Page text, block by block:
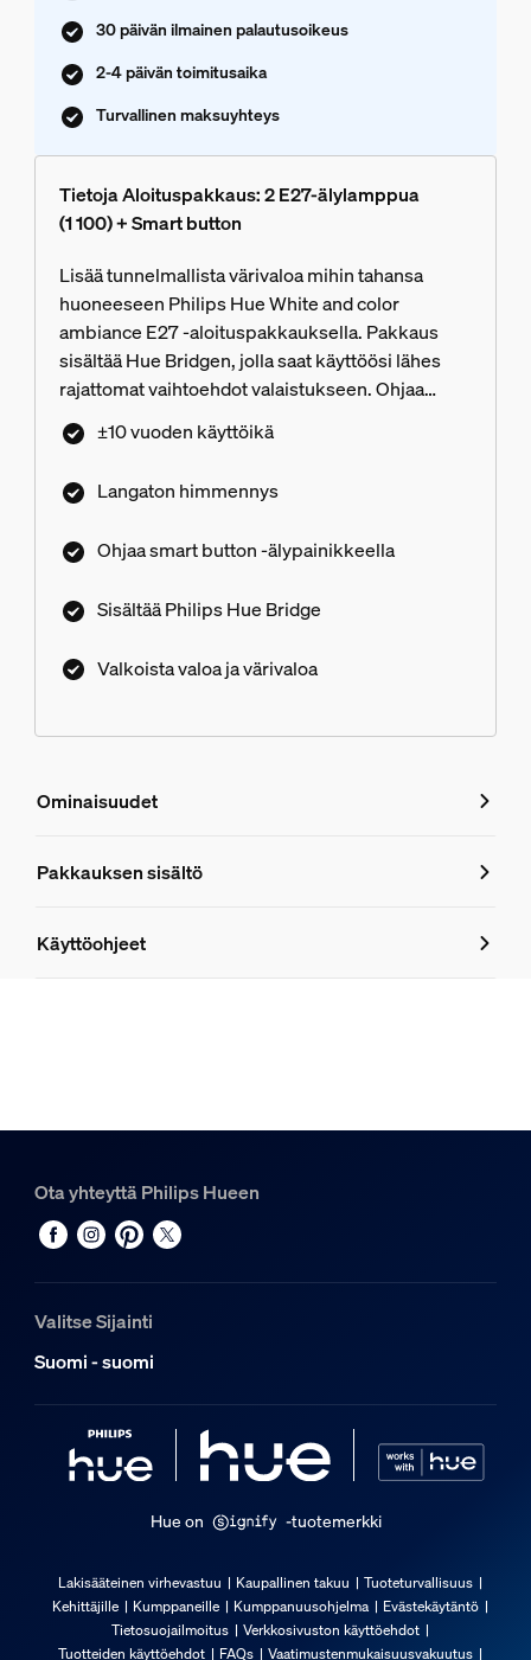
30 päivän ilmainen palautusoikeus
2-4 päivän toimitusaika
Turvallinen maksuyhteys
Tietoja Aloituspakkaus: 2 E27-älylamppua
(1 100) + Smart button
Lisää tunnelmallista värivaloa mihin tahansa
huoneeseen Philips Hue White and color
ambiance E27 -aloituspakkauksella. Pakkaus
sisältää Hue Bridgen, jolla saat käyttöösi lähes
rajattomat vaihtoehdot valaistukseen. Ohjaa
valaistusta sovelluksessa, puhekomennoilla tai
pakkaukseen sisältyvällä Smart button
±10 vuoden käyttöikä
Langaton himmennys
Ohjaa smart button -älypainikkeella
Sisältää Philips Hue Bridge
Valkoista valoa ja värivaloa
Ominaisuudet
Ominaisuudet
8721103108371
White
Materiaali
Kestävyys
50 000
Nimelliskäyttöikä
Käytönaikainen ilmankosteus
Pakkauksen sisältö
Käyttöohjeet
Ota yhteyttä Philips Hueen
Valitse Sijainti
Suomi - suomi
Hue on -tuotemerkki
Lakisääteinen virhevastuu Kaupallinen takuu
Tuoteturvallisuus
Kehittäjille
Kumppaneille Kumppanuusohjelma
Evästekäytäntö
Tietosuojailmoitus
Verkkosivuston käyttöehdot
Tuotteiden käyttöehdot
FAQs Vaatimustenmukaisuusvakuutus